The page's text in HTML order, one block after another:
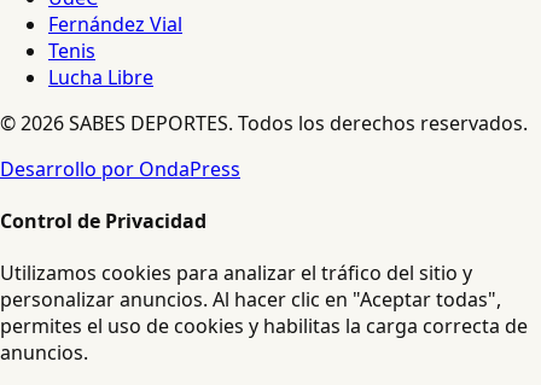
Fernández Vial
Tenis
Lucha Libre
© 2026 SABES DEPORTES. Todos los derechos reservados.
Desarrollo por OndaPress
Control de Privacidad
Utilizamos cookies para analizar el tráfico del sitio y
personalizar anuncios. Al hacer clic en "Aceptar todas",
permites el uso de cookies y habilitas la carga correcta de
anuncios.